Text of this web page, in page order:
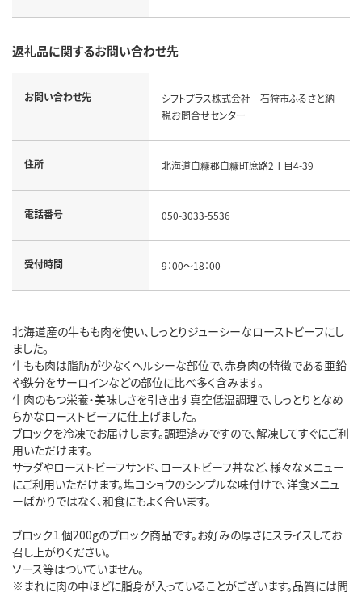
返礼品に関するお問い合わせ先
お問い合わせ先
シフトプラス株式会社 石狩市ふるさと納
税お問合せセンター
住所 北海道白糠郡白糠町庶路2丁目4-39
電話番号 050-3033-5536
受付時間 9：00～18：00
北海道産の牛もも肉を使い、しっとりジューシーなローストビーフにし
ました。
牛もも肉は脂肪が少なくヘルシーな部位で、赤身肉の特徴である亜鉛
や鉄分をサーロインなどの部位に比べ多く含みます。
牛肉のもつ栄養・美味しさを引き出す真空低温調理で、しっとりとなめ
らかなローストビーフに仕上げました。
ブロックを冷凍でお届けします。調理済みですので、解凍してすぐにご利
用いただけます。
サラダやローストビーフサンド、ローストビーフ丼など、様々なメニュー
にご利用いただけます。塩コショウのシンプルな味付けで、洋食メニュ
ーばかりではなく、和食にもよく合います。
ブロック１個200gのブロック商品です。お好みの厚さにスライスしてお
召し上がりください。
ソース等はついていません。
※まれに肉の中ほどに脂身が入っていることがございます。品質には問